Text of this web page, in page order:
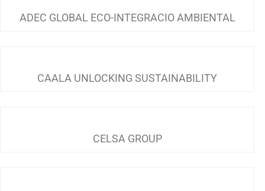
ADEC GLOBAL ECO-INTEGRACIO AMBIENTAL
CAALA UNLOCKING SUSTAINABILITY
CELSA GROUP